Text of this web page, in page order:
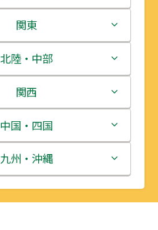
北海道
青森県
岩手県
宮城県
秋田県
山形県
関東
茨城県
栃木県
群馬県
埼玉県
千葉県
北陸・中部
新潟県
富山県
石川県
福井県
関西
三重県
滋賀県
京都府
中国・四国
鳥取県
島根県
九州・沖縄
福岡県